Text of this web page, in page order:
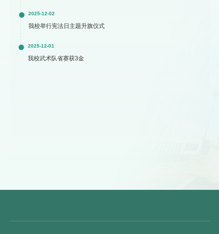
2025-12-02
我校举行宪法日主题升旗仪式
2025-12-01
我校武术队省赛获3金